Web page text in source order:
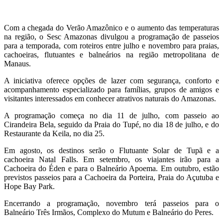
Com a chegada do Verão Amazônico e o aumento das temperaturas
na região, o Sesc Amazonas divulgou a programação de passeios
para a temporada, com roteiros entre julho e novembro para praias,
cachoeiras, flutuantes e balneários na região metropolitana de
Manaus.
A iniciativa oferece opções de lazer com segurança, conforto e
acompanhamento especializado para famílias, grupos de amigos e
visitantes interessados em conhecer atrativos naturais do Amazonas.
A programação começa no dia 11 de julho, com passeio ao
Cirandeira Bela, seguido da Praia do Tupé, no dia 18 de julho, e do
Restaurante da Keila, no dia 25.
Em agosto, os destinos serão o Flutuante Solar de Tupã e a
cachoeira Natal Falls. Em setembro, os viajantes irão para a
Cachoeira do Éden e para o Balneário Apoema. Em outubro, estão
previstos passeios para a Cachoeira da Porteira, Praia do Açutuba e
Hope Bay Park.
Encerrando a programação, novembro terá passeios para o
Balneário Três Irmãos, Complexo do Mutum e Balneário do Peres.